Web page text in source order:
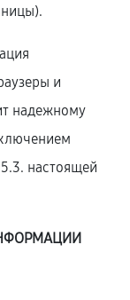
и
надежному
настоящей